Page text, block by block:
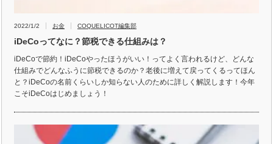
2022/1/2 お金 COQUELICOT編集部
iDeCoってなに？節税できる仕組みは？
iDeCoで節約！iDeCoやったほうがいい！ってよく言われるけど、どんな
仕組みでどんなふうに節税できるのか？老後に増えて戻ってくるってほん
と？iDeCoの名前くらいしか知らない人のために詳しく解説します！今年
こそiDeCoはじめましょう！